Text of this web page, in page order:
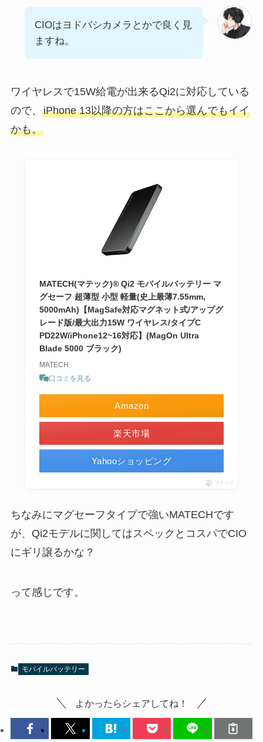
CIOはヨドバシカメラとかで良く見
ますね。
ワイヤレスで15W給電が出来るQi2に対応している
ので、 iPhone 13以降の方はここから選んでもイイ
かも。
MATECH(マテック)® Qi2 モバイルバッテリー マ
グセーフ 超薄型 小型 軽量(史上最薄7.55mm,
5000mAh)【MagSafe対応マグネット式/アップグ
レード版/最大出力15W ワイヤレス/タイプC
PD22W/iPhone12~16対応】(MagOn Ultra
Blade 5000 ブラック)
MATECH
口コミを見る
Amazon
楽天市場
Yahooショッピング
ポチップ
ちなみにマグセーフタイプで強いMATECHです
が、Qi2モデルに関してはスペックとコスパでCIO
にギリ譲るかな？
って感じです。
モバイルバッテリー
よかったらシェアしてね！